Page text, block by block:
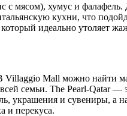
с мясом), хумус и фалафель.
кухни, что
который идеально утоляет
Villaggio Mall можно найти
семьи. The Pearl-Qatar—
украшения и сувениры, а
и перекуса.